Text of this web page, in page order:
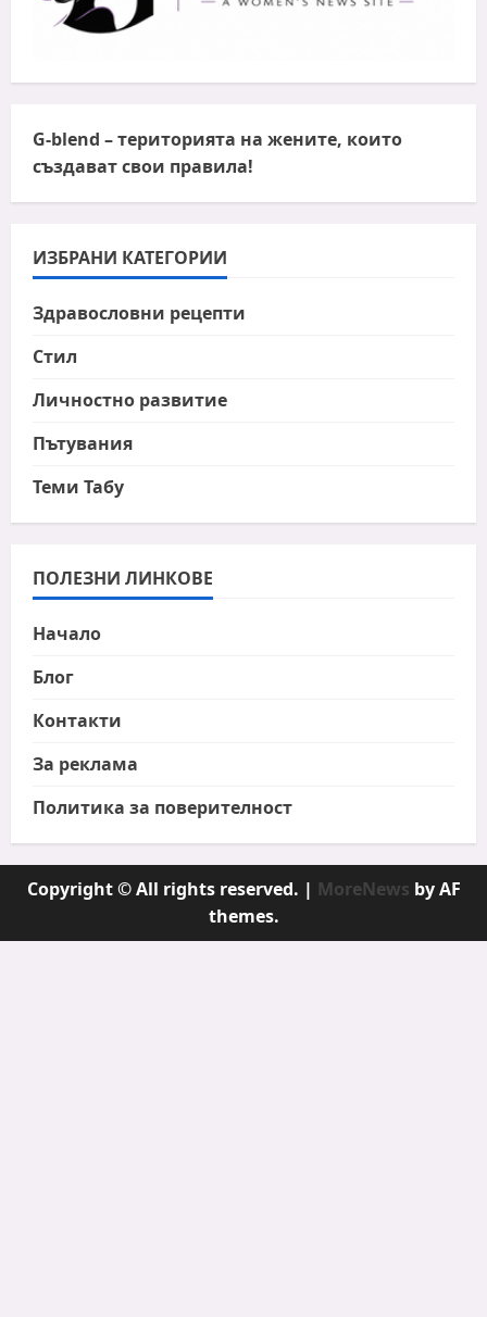
G-blend – територията на жените, които
създават свои правила!
ИЗБРАНИ КАТЕГОРИИ
Здравословни рецепти
Стил
Личностно развитие
Пътувания
Теми Табу
ПОЛЕЗНИ ЛИНКОВЕ
Начало
Блог
Контакти
За реклама
Политика за поверителност
Copyright © All rights reserved. | MoreNews by AF
themes.